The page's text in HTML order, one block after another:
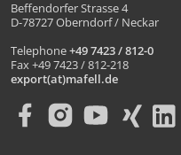
Beffendorfer Strasse 4
D-78727 Oberndorf / Neckar
Telephone+49 7423 / 812-0
Fax +49 7423 / 812-218
export(at)mafell.de